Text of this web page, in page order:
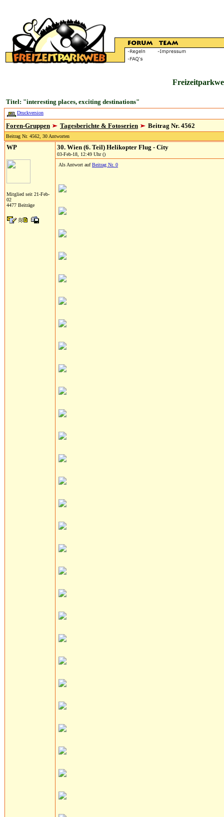
Titel: "interesting places, exciting destinations"
Druckversion
Foren-Gruppen Tagesberichte & Fotoserien Beitrag Nr. 4562
Beitrag Nr. 4562, 30 Antworten
WP
Mitglied seit 21-Feb-
02
4477 Beiträge
30. Wien (6. Teil) Helikopter Flug - City
03-Feb-18, 12:49 Uhr ()
Als Antwort aufBeitrag Nr. 0